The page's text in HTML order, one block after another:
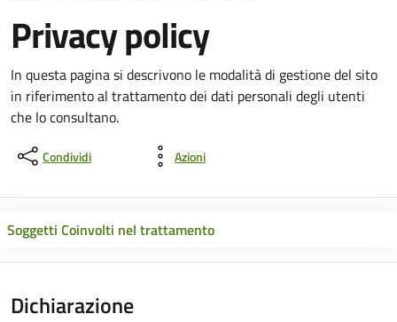
Privacy policy
In questa pagina si descrivono le modalità di gestione del sito
in riferimento al trattamento dei dati personali degli utenti
che lo consultano.
Condividi Azioni
Soggetti Coinvolti nel trattamento
Dichiarazione